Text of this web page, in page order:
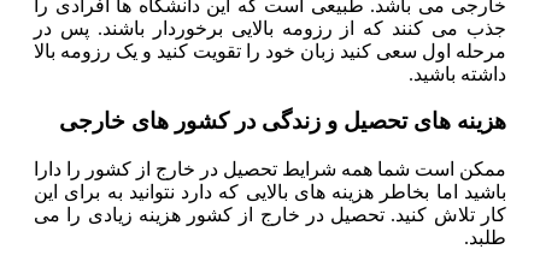
خارجی می باشد. طبیعی است که این دانشگاه ها افرادی را
جذب می کنند که از رزومه بالایی برخوردار باشند. پس در
مرحله اول سعی کنید زبان خود را تقویت کنید و یک رزومه بالا
داشته باشید.
هزینه های تحصیل و زندگی در کشور های خارجی
ممکن است شما همه شرایط تحصیل در خارج از کشور را دارا
باشید اما بخاطر هزینه های بالایی که دارد نتوانید به برای این
کار تلاش کنید. تحصیل در خارج از کشور هزینه زیادی را می
طلبد.